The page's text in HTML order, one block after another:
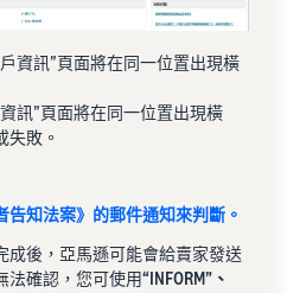
資訊”頁面將在同一位置出現橫
訊”頁面將在同一位置出現橫
失敗。
知法案》的郵件通知來判斷。
成後，亞馬遜可能會給賣家發送
法確認，您可使用“INFORM”、